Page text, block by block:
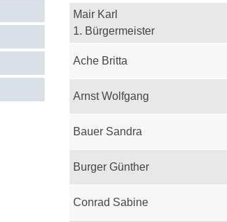
Mair Karl
1. Bürgermeister
Ache Britta
Arnst Wolfgang
Bauer Sandra
Burger Günther
Conrad Sabine